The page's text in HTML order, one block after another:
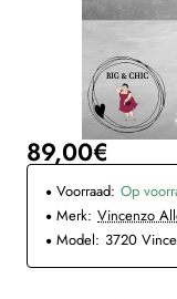
89,00€
Voorraad: Op
Merk: Vincenzo
Model: 3720